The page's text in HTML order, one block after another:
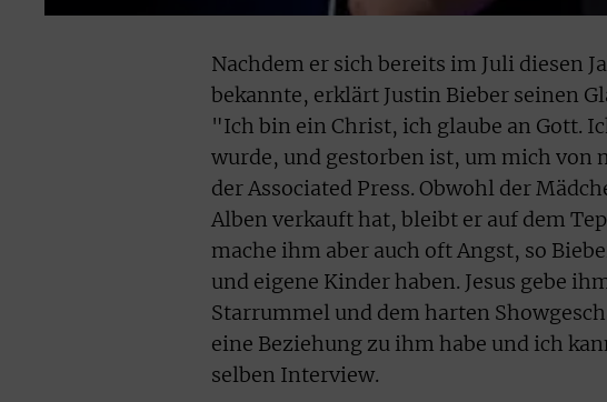
Nachdem er sich bereits im Juli diesen
bekannte, erklärt Justin Bieber seinen
"Ich bin ein Christ, ich glaube an Gott.
wurde, und gestorben ist, um mich von
der Associated Press. Obwohl der
Alben verkauft hat, bleibt er auf dem
mache ihm aber auch oft Angst, so
und eigene Kinder haben. Jesus gebe
Starrummel und dem harten
eine Beziehung zu ihm habe und ich
selben Interview.